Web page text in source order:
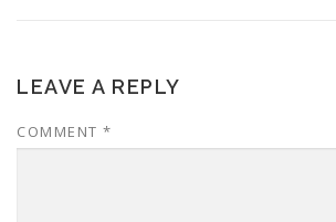
LEAVE A REPLY
COMMENT *